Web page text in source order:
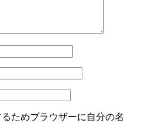
ためブラウザーに自分の名